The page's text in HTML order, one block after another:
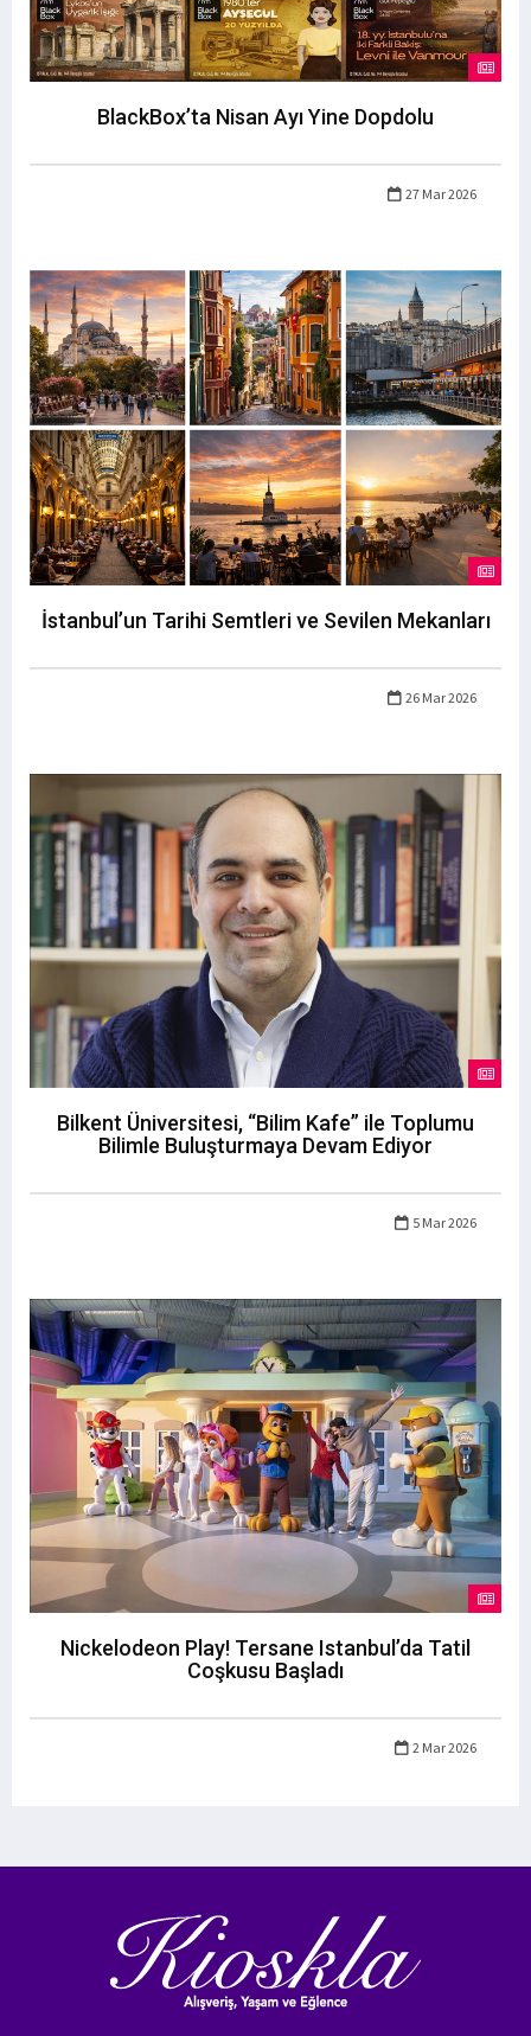
BlackBox’ta Nisan Ayı Yine Dopdolu
27 Mar 2026
İstanbul’un Tarihi Semtleri ve Sevilen Mekanları
26 Mar 2026
Bilkent Üniversitesi, “Bilim Kafe” ile Toplumu
Bilimle Buluşturmaya Devam Ediyor
5 Mar 2026
Nickelodeon Play! Tersane Istanbul’da Tatil
Coşkusu Başladı
2 Mar 2026